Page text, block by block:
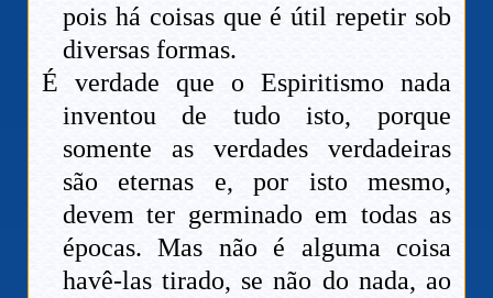
pois há coisas que é útil repetir sob
diversas formas.
É verdade que o Espiritismo nada
inventou de tudo isto, porque
somente as verdades verdadeiras
são eternas e, por isto mesmo,
devem ter germinado em todas as
épocas. Mas não é alguma coisa
havê-las tirado, se não do nada, ao